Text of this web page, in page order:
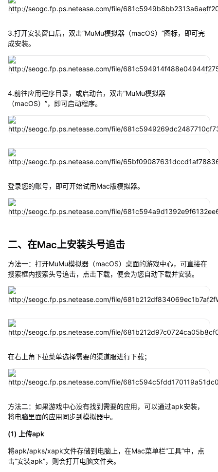
3.打开安装窗口后，双击“MuMu模拟器（macOS）”图标，即可完
成安装。
4.前往应用程序目录，或启动台，双击“MuMu模拟器
（macOS）”，即可启动程序。
登录您的账号，即可开始试用Mac版模拟器。
二、在Mac上安装头号追击
方法一：打开MuMu模拟器（macOS）桌面的游戏中心，可直接在
搜索框内搜索头号追击，点击下载，便会为您自动下载并安装。
在右上角下拉菜单选择需要的渠道服进行下载；
方法二：如果游戏中心没有找到需要的应用，可以通过apk安装，
将电脑里面的应用同步到模拟器中。
(1) 上传apk
将apk/apks/xapk文件存储到电脑上，在Mac菜单栏“工具”中，点
击“安装apk”，则会打开电脑文件夹。